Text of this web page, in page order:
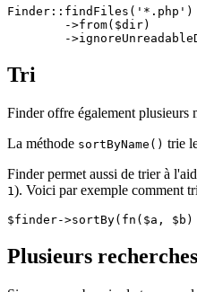
Finder::findFiles('*.php')
Tri
Finder offre également plusieurs
La méthode sortByName() trie
Finder permet aussi de trier à
1). Voici par exemple comment
Plusieurs